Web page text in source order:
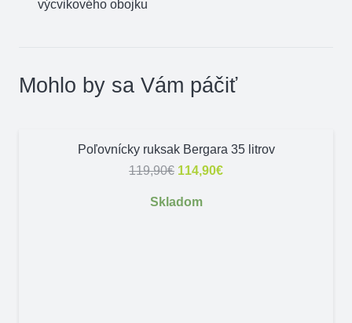
výcvikového obojku
Mohlo by sa Vám páčiť